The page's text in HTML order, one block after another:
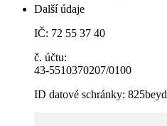
Další údaje
IČ: 72 55 37 40
č. účtu:
43-5510370207/0100
ID datové schránky: 825beyd